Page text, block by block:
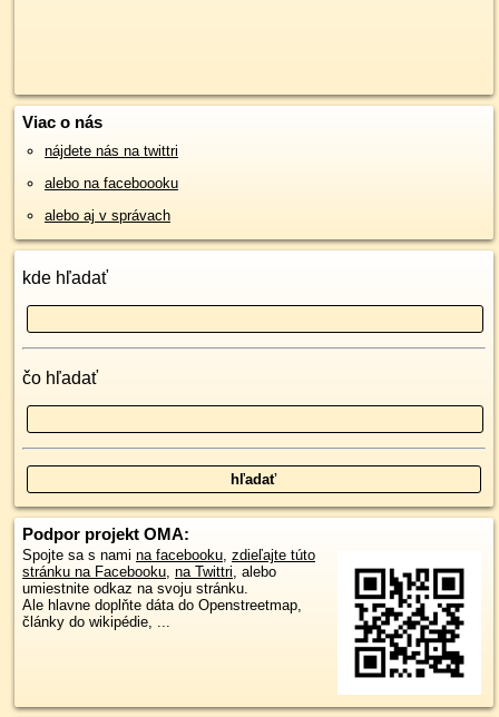
Viac o nás
nájdete nás na twittri
alebo na faceboooku
alebo aj v správach
kde hľadať
čo hľadať
Podpor projekt OMA:
Spojte sa s nami na facebooku, zdieľajte túto
stránku na Facebooku, na Twittri, alebo
umiestnite odkaz na svoju stránku.
Ale hlavne doplňte dáta do Openstreetmap,
články do wikipédie, ...